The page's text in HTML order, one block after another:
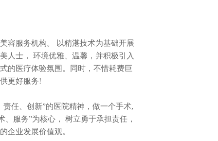
容服务机构。 以精湛技术为基础开展
人士， 环境优雅、温馨，并积极引入
的医疗体验氛围。同时，不惜耗费巨
供更好服务!
任、创新”的医院精神，做一个手术,
服务”为核心， 树立勇于承担责任，
企业发展价值观。